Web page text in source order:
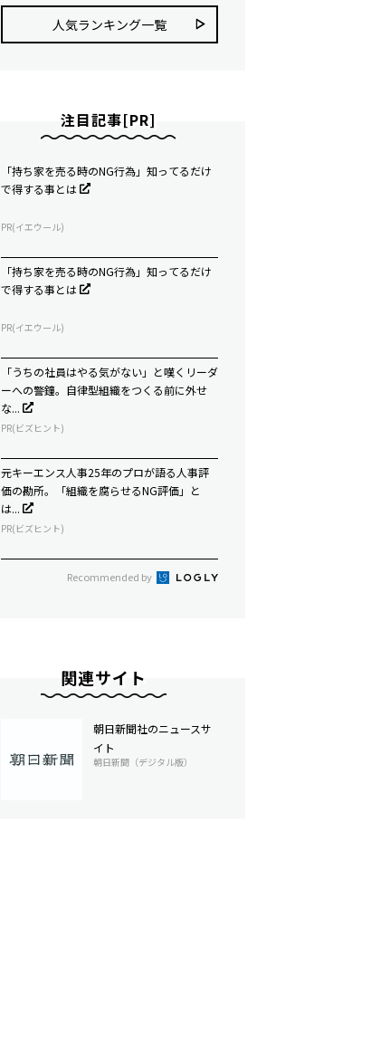
人気ランキング⼀覧
注目記事[PR]
「持ち家を売る時のNG行為」知ってるだけ
で得する事とは
PR(イエウール)
「持ち家を売る時のNG行為」知ってるだけ
で得する事とは
PR(イエウール)
「うちの社員はやる気がない」と嘆くリーダ
ーへの警鐘。自律型組織をつくる前に外せ
な...
PR(ビズヒント)
元キーエンス人事25年のプロが語る人事評
価の勘所。「組織を腐らせるNG評価」と
は...
PR(ビズヒント)
Recommended by
関連サイト
朝日新聞社のニュースサ
イト
朝日新聞（デジタル版）